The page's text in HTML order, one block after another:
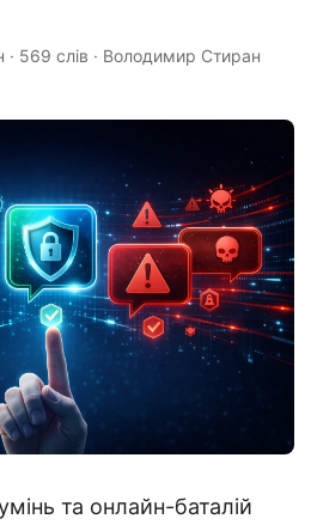
· 569 слів · Володимир Стиран
та онлайн-баталій